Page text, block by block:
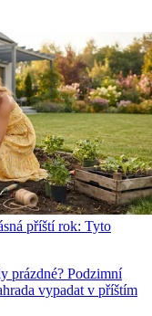
příští rok: Tyto
prázdné? Podzimní
vypadat v příštím